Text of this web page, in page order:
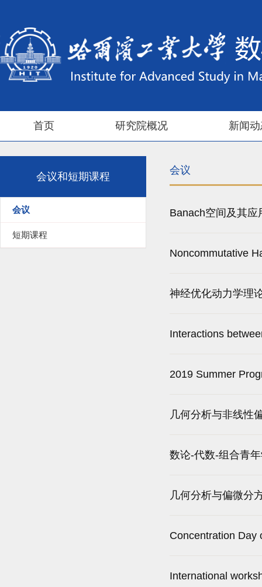
首页 研究院概况 新闻
会议和短期课程
会议
短期课程
会议
Banach空间及其应
Noncommutative
神经优化动力学理
Interactions
2019 Summer
几何分析与非线性
数论-代数-组合青
几何分析与偏微分
Concentration Day
International